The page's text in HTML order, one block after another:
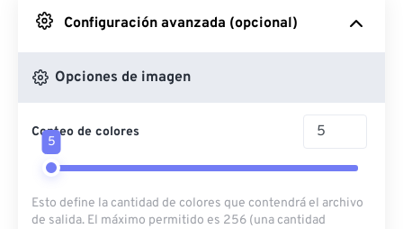
Desde Google Drive
Desde OneDrive
Desde URL
Configuración avanzada (opcional)
Opciones de imagen
Conteo de colores
5
Esto define la cantidad de colores que contendrá el archivo
de salida. El máximo permitido es 256 (una cantidad